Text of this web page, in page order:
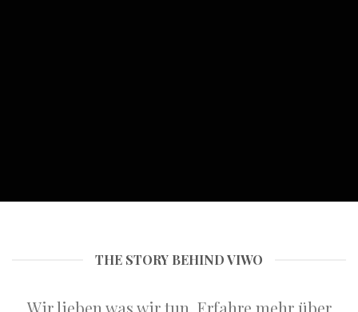
THE STORY BEHIND VIWO
Wir lieben was wir tun. Erfahre mehr über